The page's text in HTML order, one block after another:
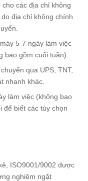
các địa chỉ không
địa chỉ không chính
5-7 ngày làm việc
bao gồm cuối tuần).
qua UPS, TNT,
nhanh khác.
làm việc (không bao
để biết các tùy chọn
ISO9001/9002 được
nghiêm ngặt